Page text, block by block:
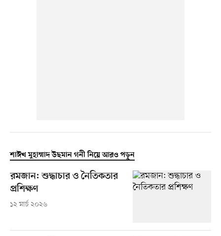
শাঈখ মুহাম্মাদ উছমান গনী নিয়ে আরও পড়ুন
রমজান: শুদ্ধাচার ও নৈতিকতার
প্রশিক্ষণ
১২ মার্চ ২০২৬